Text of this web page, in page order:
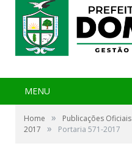
MENU
Home » Publicações Oficiais
2017
» Portaria 571-2017